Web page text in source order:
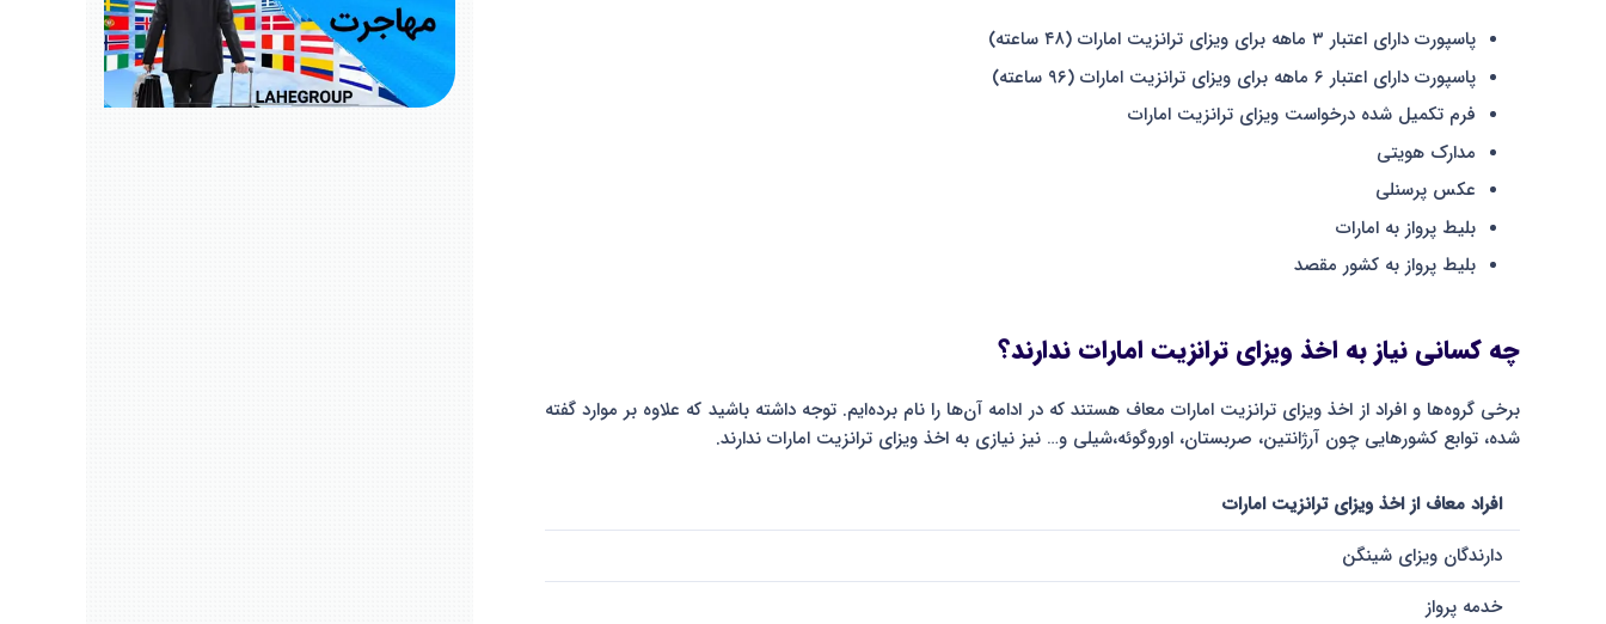
پاسپورت دارای اعتبار ۳ ماهه برای ویزای ترانزیت امارات (۴۸ ساعته)
پاسپورت دارای اعتبار ۶ ماهه برای ویزای ترانزیت امارات (۹۶ ساعته)
فرم تکمیل شده درخواست ویزای ترانزیت امارات
مدارک هویتی
عکس پرسنلی
بلیط پرواز به امارات
بلیط پرواز به کشور مقصد
چه کسانی نیاز به اخذ ویزای ترانزیت امارات ندارند؟
برخی گروه‌ها و افراد از اخذ ویزای ترانزیت امارات معاف هستند که در ادامه آن‌ها را نام برده‌ایم. توجه داشته باشید که علاوه بر موارد گفته
شده، توابع کشورهایی چون آرژانتین، صربستان، اوروگوئه،شیلی و… نیز نیازی به اخذ ویزای ترانزیت امارات ندارند.
افراد معاف از اخذ ویزای ترانزیت امارات
دارندگان ویزای شینگن
خدمه پرواز